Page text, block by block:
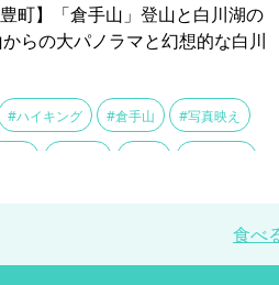
町】「倉手山」登山と白川湖の
らの大パノラマと幻想的な白川
#ハイキング #倉手山 #写真映え
食べ